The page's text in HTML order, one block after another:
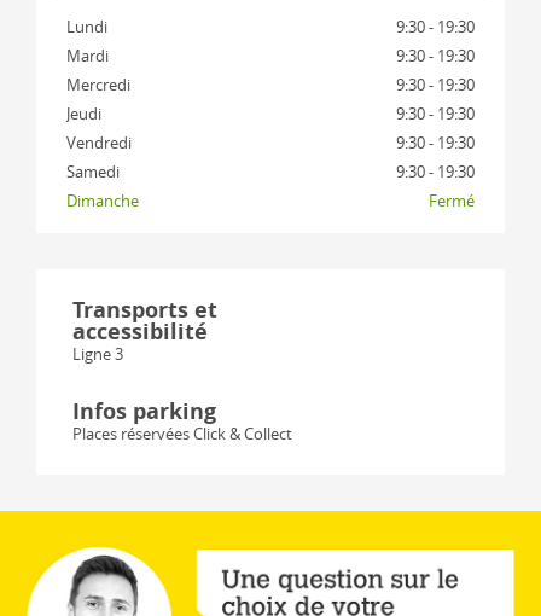
Lundi
9:30 - 19:30
Mardi
9:30 - 19:30
Mercredi
9:30 - 19:30
Jeudi
9:30 - 19:30
Vendredi
9:30 - 19:30
Samedi
9:30 - 19:30
Dimanche
Fermé
Transports et
accessibilité
Ligne 3
Infos parking
Places réservées Click & Collect